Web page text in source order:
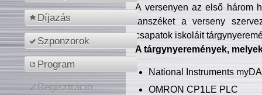
Díjazás
Szponzorok
Program
Regisztráció
A versenyen az első három
tanszéket a verseny
csapatok iskoláit
A tárgynyeremények,
National Instruments
OMRON CP1LE PLC